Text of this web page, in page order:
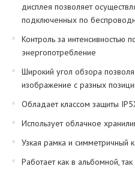
дисплея позволяет
подключенных по
Контроль за интенсивностью
энергопотребление
Широкий угол обзора
изображение с разных
Обладает классом защиты
Использует облачное
Узкая рамка и симметричный
Работает как в альбомной,